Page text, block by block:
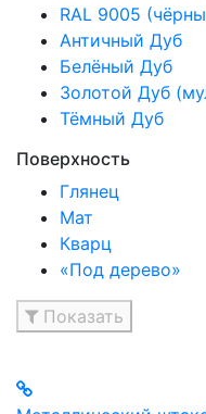
RAL 9005
Античный Дуб
Белёный Дуб
Золотой Дуб
Тёмный Дуб
Поверхность
Глянец
Мат
Кварц
«Под дерево»
Показать